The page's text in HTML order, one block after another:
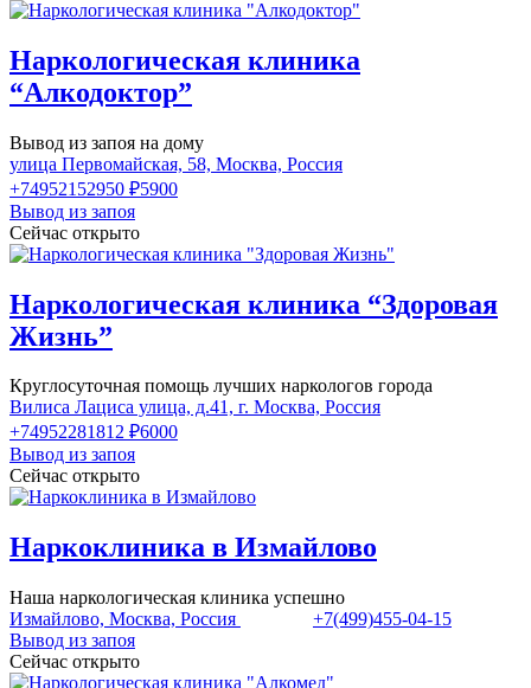
Наркологическая клиника
“Алкодоктор”
Вывод из запоя на дому
улица Первомайская, 58, Москва, Россия
+74952152950 ₽5900
Вывод из запоя
Сейчас открыто
Наркологическая клиника “Здоровая
Жизнь”
Круглосуточная помощь лучших наркологов города
Вилиса Лациса улица, д.41, г. Москва, Россия
+74952281812 ₽6000
Вывод из запоя
Сейчас открыто
Наркоклиника в Измайлово
Наша наркологическая клиника успешно
Измайлово, Москва, Россия
+7(499)455-04-15
Вывод из запоя
Сейчас открыто